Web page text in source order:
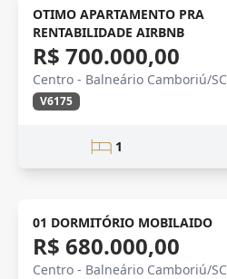
OTIMO APARTAMENTO PRA
RENTABILIDADE AIRBNB
R$ 700.000,00
Centro - Balneário Camboriú/SC
V6175
1
centro
01 DORMITÓRIO MOBILAIDO
R$ 680.000,00
Centro - Balneário Camboriú/SC